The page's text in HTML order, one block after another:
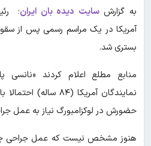
به گزارشسایت دیده بان ایران؛
آمریکا در یک مراسم رسمی پس از
بستری شد.
منابع مطلع اعلام کردند
نمایندگان آمریکا
حضورش در لوکزامبورگ نیاز به عمل
هنوز مشخص نیست که عمل جراحی چه